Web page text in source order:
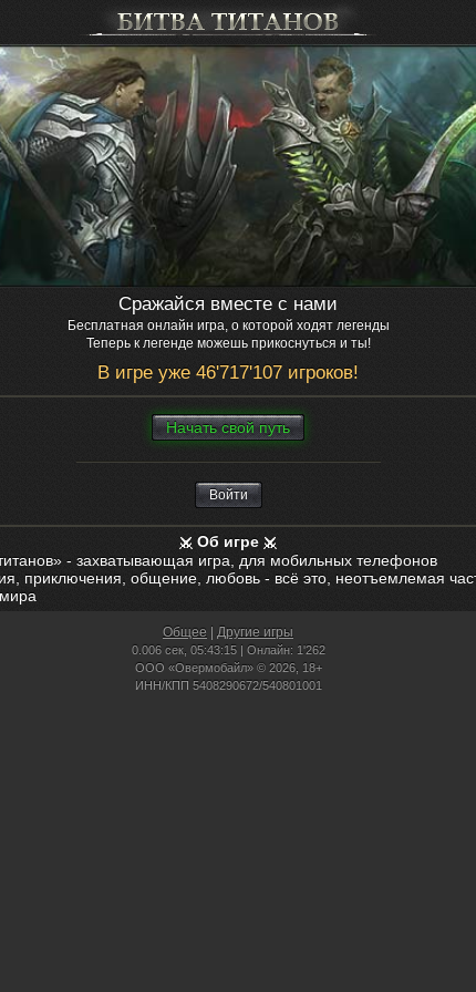
Сражайся вместе с нами
Бесплатная онлайн игра, о которой ходят легенды
Теперь к легенде можешь прикоснуться и ты!
В игре уже 46'717'107 игроков!
Нaчaть свой путь
Войти
Об игре
- захватывающая игра, для мобильных телефонов
приключения, общение, любовь - всё это, неотъемлемая
Общее Другие игры
0.006 сек, 05:43:15 | Онлайн: 1'262
ООО «Овермобайл» © 2026, 18+
ИНН/КПП 5408290672/540801001